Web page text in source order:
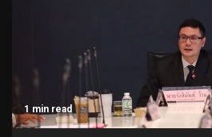
1 min read